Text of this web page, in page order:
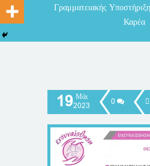
Γραμματειακής
Καρέα
19 Μάι
2023
0